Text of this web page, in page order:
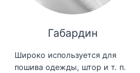
Габардин
Широко используется для
пошива одежды, штор и т. п.